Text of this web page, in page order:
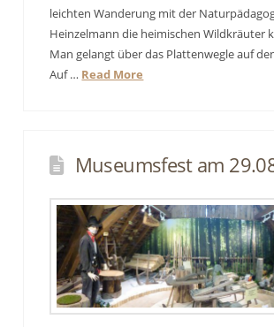
leichten Wanderung mit der
Heinzelmann die heimischen Wildkräuter
Man gelangt über das Plattenwegle auf
Auf … Read More
Museumsfest am